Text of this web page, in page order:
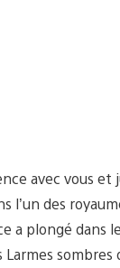
avec vous et
l’un des
a plongé dans
Larmes